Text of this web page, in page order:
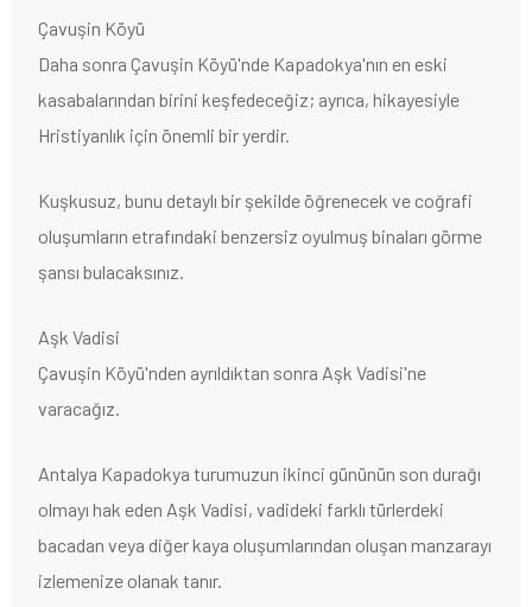
Çavuşin Köyü
Daha sonra Çavuşin Köyü'nde Kapadokya'nın en eski
kasabalarından birini keşfedeceğiz; ayrıca, hikayesiyle
Hristiyanlık için önemli bir yerdir.
Kuşkusuz, bunu detaylı bir şekilde öğrenecek ve coğrafi
oluşumların etrafındaki benzersiz oyulmuş binaları görme
şansı bulacaksınız.
Aşk Vadisi
Çavuşin Köyü'nden ayrıldıktan sonra Aşk Vadisi'ne
varacağız.
Antalya Kapadokya turumuzun ikinci gününün son durağı
olmayı hak eden Aşk Vadisi, vadideki farklı türlerdeki
bacadan veya diğer kaya oluşumlarından oluşan manzarayı
izlemenize olanak tanır.